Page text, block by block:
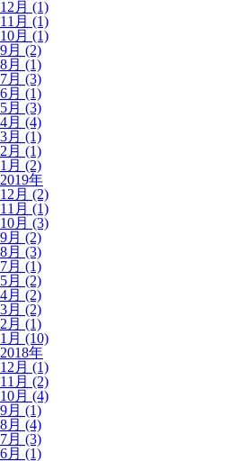
12月 (1)
11月 (1)
10月 (1)
9月 (2)
8月 (1)
7月 (3)
6月 (1)
5月 (3)
4月 (4)
3月 (1)
2月 (1)
1月 (2)
2019年
12月 (2)
11月 (1)
10月 (3)
9月 (2)
8月 (3)
7月 (1)
5月 (2)
4月 (2)
3月 (2)
2月 (1)
1月 (10)
2018年
12月 (1)
11月 (2)
10月 (4)
9月 (1)
8月 (4)
7月 (3)
6月 (1)